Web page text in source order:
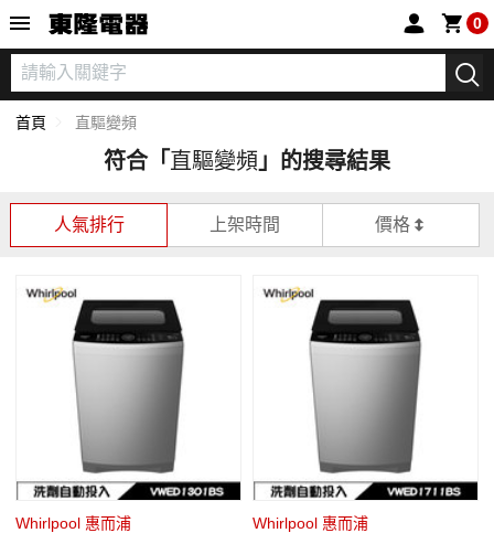
0
首頁 直驅變頻
符合「 直驅變頻 」的搜尋結果
人氣排行 上架時間 價格
Whirlpool 惠而浦 Whirlpool 惠而浦